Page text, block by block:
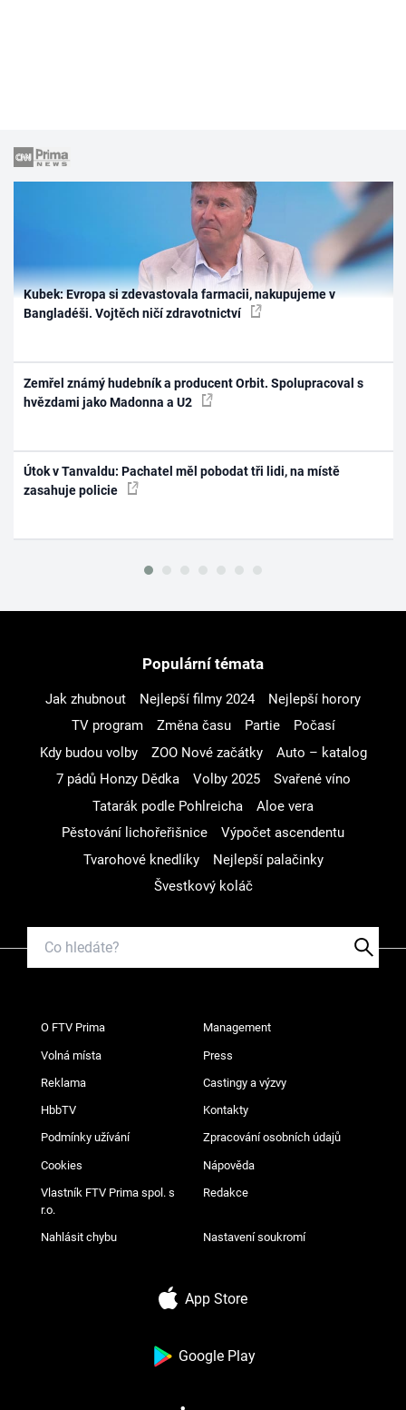
Kubek: Evropa si zdevastovala farmacii, nakupujeme v
Bangladéši. Vojtěch ničí zdravotnictví
Zemřel známý hudebník a producent Orbit. Spolupracoval s
hvězdami jako Madonna a U2
Útok v Tanvaldu: Pachatel měl pobodat tři lidi, na místě
zasahuje policie
Populární témata
Jak zhubnout Nejlepší filmy 2024
Nejlepší horory
TV program
Změna času Partie
Počasí
Kdy budou volby
ZOO Nové začátky
Auto – katalog
7 pádů Honzy Dědka
Volby 2025
Svařené víno
Tatarák podle Pohlreicha
Aloe vera
Pěstování lichořeřišnice
Výpočet ascendentu
Tvarohové knedlíky
Nejlepší palačinky
Švestkový koláč
O FTV Prima Management
Volná místa Press
Reklama Castingy a výzvy
HbbTV Kontakty
Podmínky užívání Zpracování osobních údajů
Cookies Nápověda
Vlastník FTV Prima spol. s
r.o.
Redakce
Nahlásit chybu Nastavení soukromí
App Store
Google Play